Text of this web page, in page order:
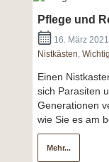
Pflege und
16. März 2021
Nistkästen ,Wichtig
Einen
sich Parasiten
Generationen
wie Sie es am
Mehr...